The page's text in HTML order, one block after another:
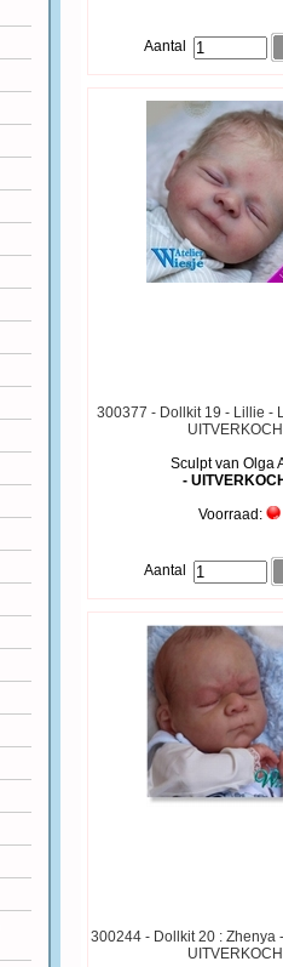
Aantal
300377 - Dollkit 19 - Lillie -
Sculpt van Olga
-
Voorraad:
Aantal
300244 - Dollkit 20 : Zhenya